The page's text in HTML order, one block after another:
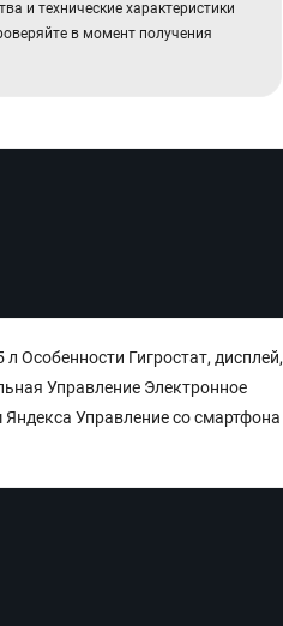
и технические характеристики
в момент получения
Особенности Гигростат, дисплей,
Управление Электронное
Управление со смартфона